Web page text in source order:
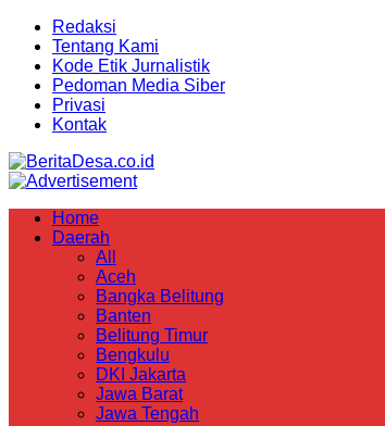
Redaksi
Tentang Kami
Kode Etik Jurnalistik
Pedoman Media Siber
Privasi
Kontak
Home
Daerah
All
Aceh
Bangka Belitung
Banten
Belitung Timur
Bengkulu
DKI Jakarta
Jawa Barat
Jawa Tengah